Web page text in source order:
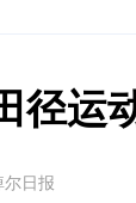
径运
尔日报